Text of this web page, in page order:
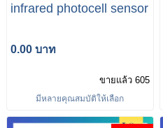
infrared photocell sensor
0.00 บาท
ขายแล้ว 605
มีหลายคุณสมบัติให้เลือก